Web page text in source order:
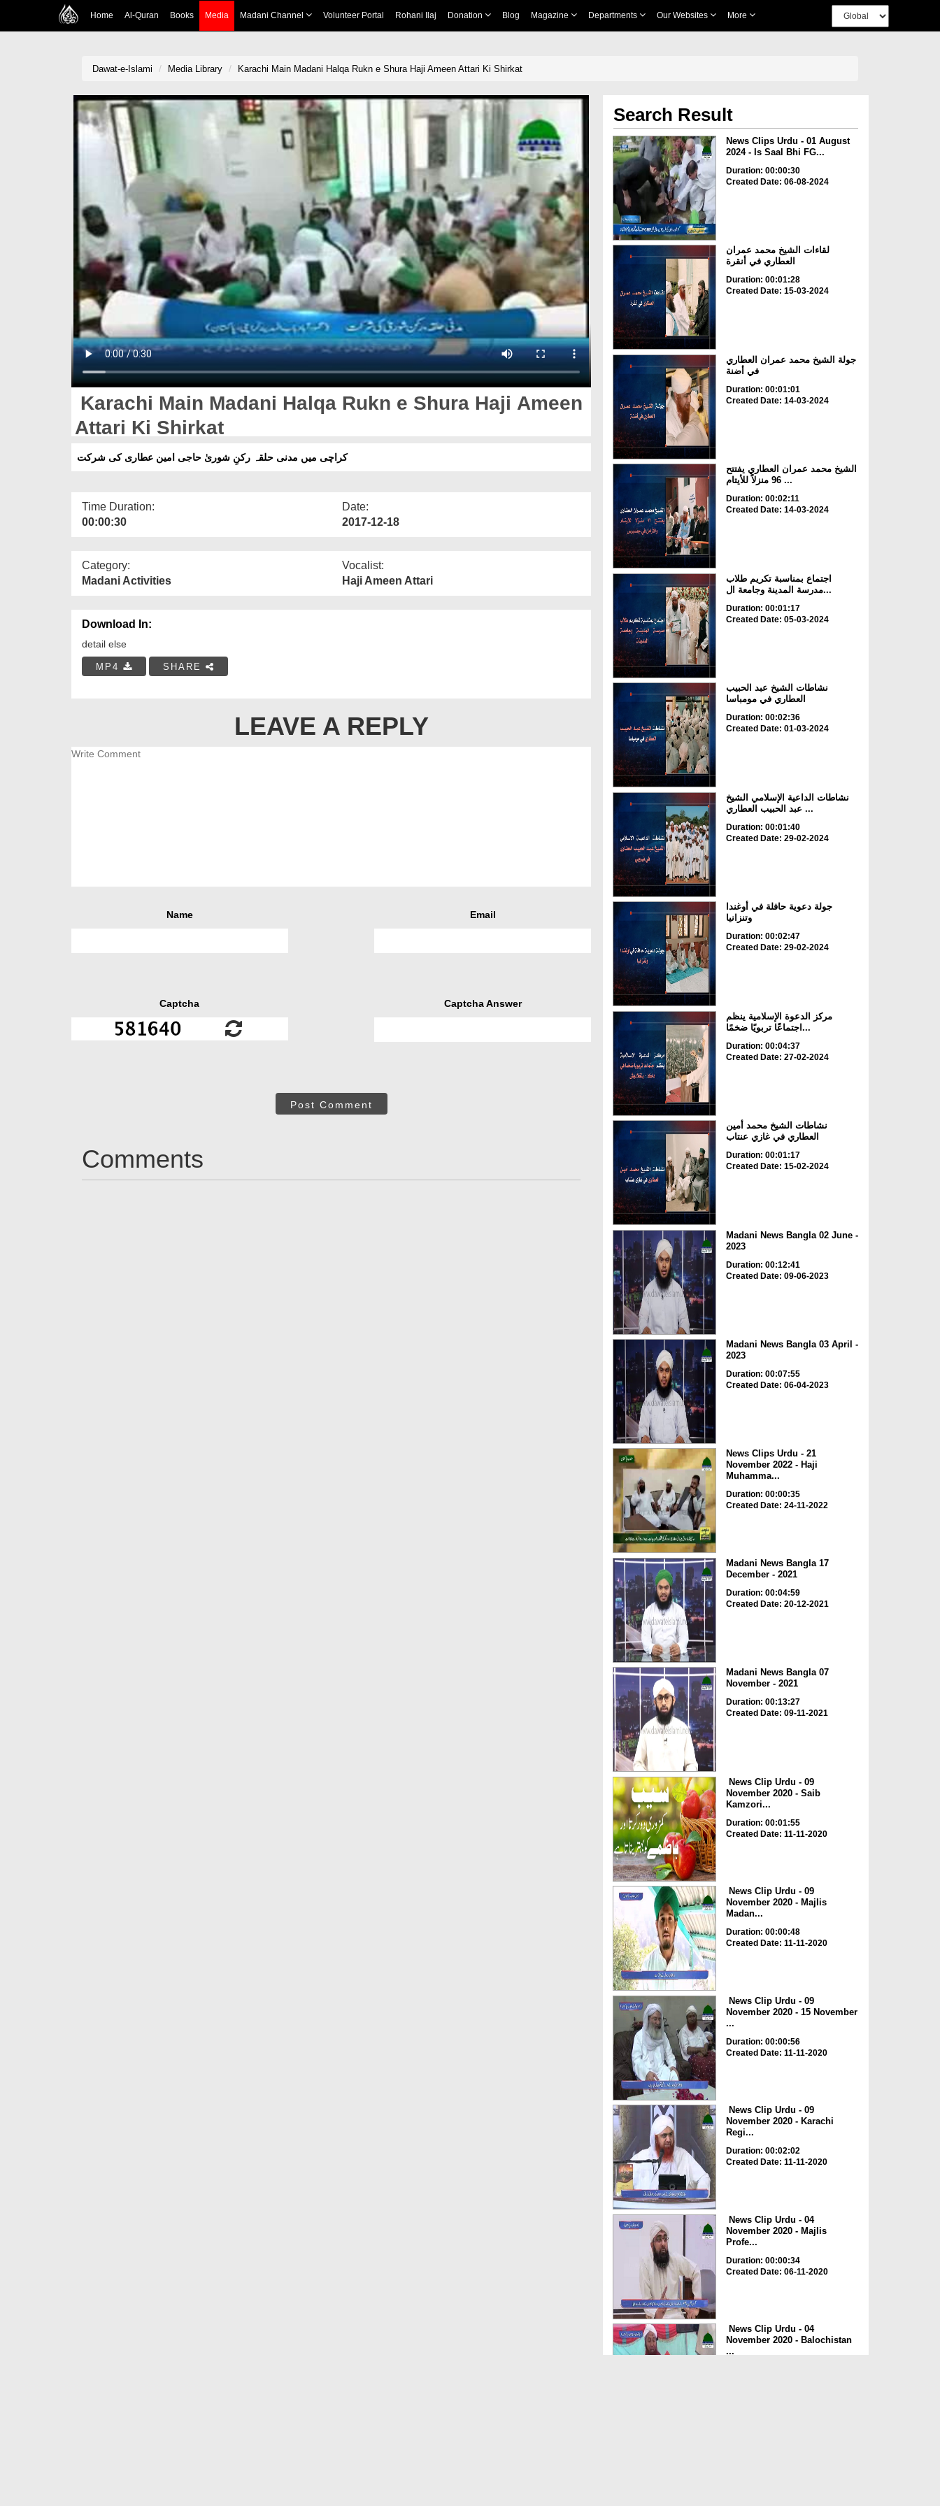
Home Al-Quran Books Media Madani Channel Volunteer Portal Rohani Ilaj Donation Blog Magazine Departments Our Websites More
Dawat-e-Islami Media Library Karachi Main Madani Halqa Rukn e Shura Haji Ameen Attari Ki Shirkat
Karachi Main Madani Halqa Rukn e Shura Haji Ameen
Attari Ki Shirkat
کراچی میں مدنی حلقہ رکنِ شوریٰ حاجی امین عطاری کی شرکت
Time Duration:
00:00:30
Date:
2017-12-18
Category:
Madani Activities
Vocalist:
Haji Ameen Attari
Download In:
detail else
MP4 SHARE
LEAVE A REPLY
Name Email
Captcha Captcha Answer
Post Comment
Comments
Search Result
News Clips Urdu - 01 August
2024 - Is Saal Bhi FG...
Duration: 00:00:30
Created Date: 06-08-2024
لقاءات الشيخ محمد عمران
العطاري في أنقرة
Duration: 00:01:28
Created Date: 15-03-2024
جولة الشيخ محمد عمران العطاري
في أضنة
Duration: 00:01:01
Created Date: 14-03-2024
الشيخ محمد عمران العطاري يفتتح
96 منزلاً للأيتام ...
Duration: 00:02:11
Created Date: 14-03-2024
اجتماع بمناسبة تكريم طلاب
مدرسة المدينة وجامعة ال...
Duration: 00:01:17
Created Date: 05-03-2024
نشاطات الشيخ عبد الحبيب
العطاري في مومباسا
Duration: 00:02:36
Created Date: 01-03-2024
نشاطات الداعية الإسلامي الشيخ
عبد الحبيب العطاري ...
Duration: 00:01:40
Created Date: 29-02-2024
جولة دعوية حافلة في أوغندا
وتنزانيا
Duration: 00:02:47
Created Date: 29-02-2024
مركز الدعوة الإسلامية ينظم
اجتماعًا تربويًا ضخمًا...
Duration: 00:04:37
Created Date: 27-02-2024
نشاطات الشيخ محمد أمين
العطاري في غازي عنتاب
Duration: 00:01:17
Created Date: 15-02-2024
Madani News Bangla 02 June -
2023
Duration: 00:12:41
Created Date: 09-06-2023
Madani News Bangla 03 April -
2023
Duration: 00:07:55
Created Date: 06-04-2023
News Clips Urdu - 21
November 2022 - Haji
Muhamma...
Duration: 00:00:35
Created Date: 24-11-2022
Madani News Bangla 17
December - 2021
Duration: 00:04:59
Created Date: 20-12-2021
Madani News Bangla 07
November - 2021
Duration: 00:13:27
Created Date: 09-11-2021
News Clip Urdu - 09
November 2020 - Saib
Kamzori...
Duration: 00:01:55
Created Date: 11-11-2020
News Clip Urdu - 09
November 2020 - Majlis
Madan...
Duration: 00:00:48
Created Date: 11-11-2020
News Clip Urdu - 09
November 2020 - 15 November
...
Duration: 00:00:56
Created Date: 11-11-2020
News Clip Urdu - 09
November 2020 - Karachi
Regi...
Duration: 00:02:02
Created Date: 11-11-2020
News Clip Urdu - 04
November 2020 - Majlis
Profe...
Duration: 00:00:34
Created Date: 06-11-2020
News Clip Urdu - 04
November 2020 - Balochistan
...